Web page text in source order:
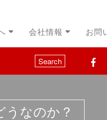
会社情報 お問
Search
うなのか？